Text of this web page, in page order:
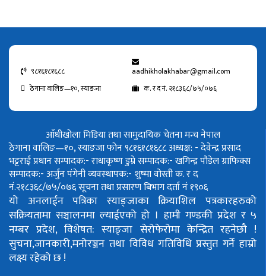
९८१६१८१६८८
aadhikholakhabar@gmail.com
ठेगाना वालिङ—१०, स्याङजा
क. र द नं. २१८३६८/७५/०७६
आँधीखोला मिडिया तथा सामुदायिक चेतना मन्च नेपाल
ठेगाना वालिङ—१०, स्याङजा फोन ९८१६१८१६८८अध्यक्ष: - देवेन्द्र प्रसाद
भट्टराईप्रधान सम्पादक:- राधाकृष्ण डुम्रेसम्पादक:- खगिन्द्र पौडेलग्राफिक्स
सम्पादक:- अर्जुन पंगेनीव्यवस्थापक:- शुष्मा वोस्तीक. र द
नं.२१८३६८/७५/०७६सूचना तथा प्रसारण बिभाग दर्ता नं १९०६
यो अनलाईन पत्रिका स्याङ्जाका क्रियाशिल पत्रकारहरुको
सक्रियतामा सञ्चालनमा ल्याईएको हो । हामी गण्डकी प्रदेश र ५
नम्बर प्रदेश, विशेषत: स्याङ्जा सेरोफेरोमा केन्द्रित रहनेछौ !
सुचना,जानकारी,मनोरञ्जन तथा विविध गतिविधि प्रस्तुत गर्ने हाम्रो
लक्ष्य रहेको छ !